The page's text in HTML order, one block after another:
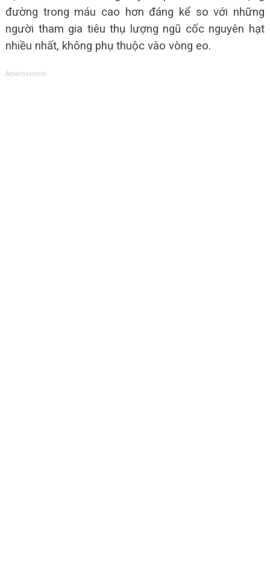
đường trong máu cao hơn đáng kể so với những
người tham gia tiêu thụ lượng ngũ cốc nguyên hạt
nhiều nhất, không phụ thuộc vào vòng eo.
Advertisement